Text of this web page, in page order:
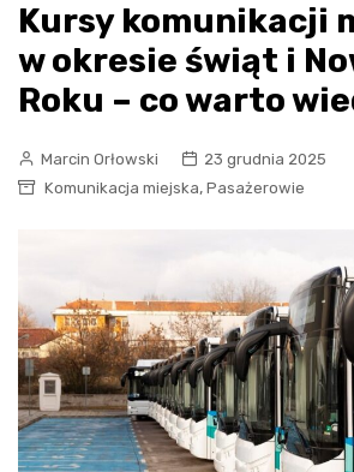
Kursy komunikacji
w okresie świąt i
Roku – co warto
Marcin Orłowski
23 grudnia 2025
Komunikacja miejska, Pasażerowie